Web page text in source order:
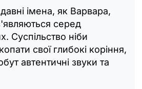
імена, як Варвара,
серед
Суспільство ніби
свої глибокі коріння,
автентичні звуки та